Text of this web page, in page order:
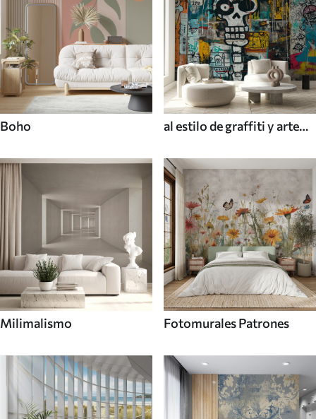
Boho
al estilo de graffiti y arte
Milimalismo Fotomurales Patrones